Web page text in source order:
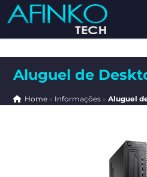
Aluguel de
Home» Informações » Aluguel